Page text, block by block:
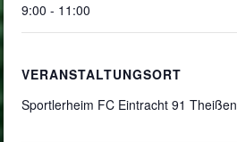
9:00 - 11:00
VERANSTALTUNGSORT
Sportlerheim FC Eintracht 91 Theißen